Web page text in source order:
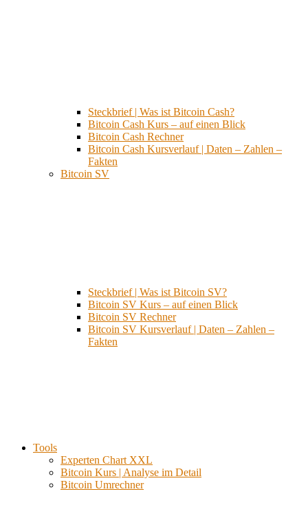
Steckbrief | Was ist Bitcoin Cash?
Bitcoin Cash Kurs – auf einen Blick
Bitcoin Cash Rechner
Bitcoin Cash Kursverlauf | Daten – Zahlen –
Fakten
Bitcoin SV
Steckbrief | Was ist Bitcoin SV?
Bitcoin SV Kurs – auf einen Blick
Bitcoin SV Rechner
Bitcoin SV Kursverlauf | Daten – Zahlen –
Fakten
Tools
Experten Chart XXL
Bitcoin Kurs | Analyse im Detail
Bitcoin Umrechner